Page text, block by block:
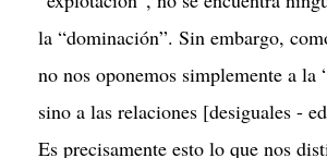
la “dominación”. Sin embargo,
no nos oponemos simplemente a la
sino a las relaciones [desiguales -
Es precisamente esto lo que nos